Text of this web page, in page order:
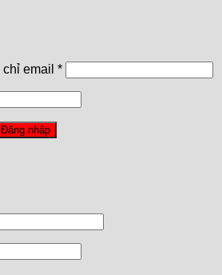
email *
Đăng nhập